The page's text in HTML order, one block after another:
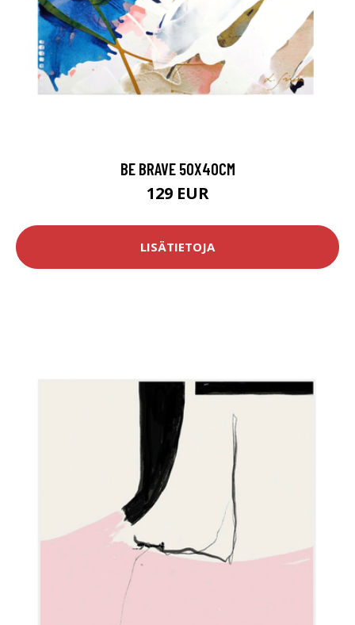
BE BRAVE 50X40CM
129 EUR
LISÄTIETOJA